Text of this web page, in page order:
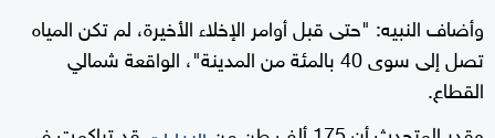
وأضاف النبيه: "حتى قبل أوامر الإخلاء الأخيرة، لم تكن المياه
تصل إلى سوى 40 بالمئة من المدينة"، الواقعة شمالي
القطاع.